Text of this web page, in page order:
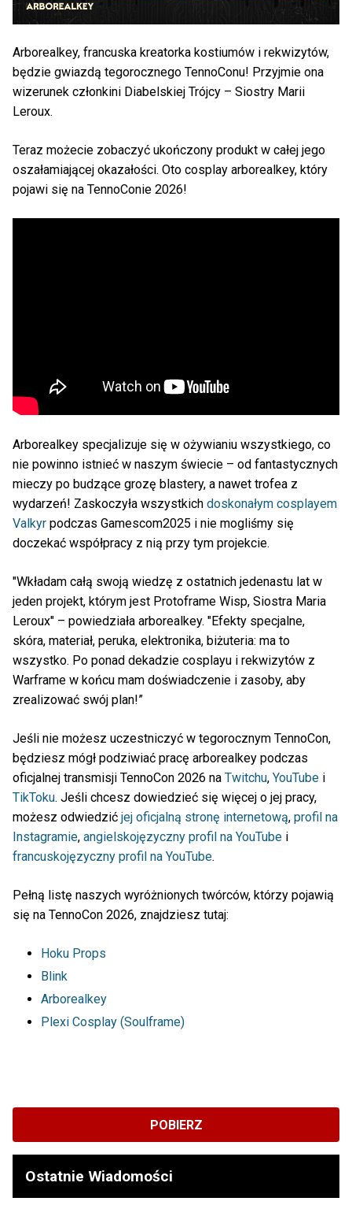
Arborealkey, francuska kreatorka kostiumów i rekwizytów,
będzie gwiazdą tegorocznego TennoConu! Przyjmie ona
wizerunek członkini Diabelskiej Trójcy – Siostry Marii
Leroux.
Teraz możecie zobaczyć ukończony produkt w całej jego
oszałamiającej okazałości. Oto cosplay arborealkey, który
pojawi się na TennoConie 2026!
Arborealkey specjalizuje się w ożywianiu wszystkiego, co
nie powinno istnieć w naszym świecie – od fantastycznych
mieczy po budzące grozę blastery, a nawet trofea z
wydarzeń! Zaskoczyła wszystkich doskonałym cosplayem
Valkyr podczas Gamescom2025 i nie mogliśmy się
doczekać współpracy z nią przy tym projekcie.
"Wkładam całą swoją wiedzę z ostatnich jedenastu lat w
jeden projekt, którym jest Protoframe Wisp, Siostra Maria
Leroux" – powiedziała arborealkey. "Efekty specjalne,
skóra, materiał, peruka, elektronika, biżuteria: ma to
wszystko. Po ponad dekadzie cosplayu i rekwizytów z
Warframe w końcu mam doświadczenie i zasoby, aby
zrealizować swój plan!”
Jeśli nie możesz uczestniczyć w tegorocznym TennoCon,
będziesz mógł podziwiać pracę arborealkey podczas
oficjalnej transmisji TennoCon 2026 na Twitchu, YouTube i
TikToku. Jeśli chcesz dowiedzieć się więcej o jej pracy,
możesz odwiedzić jej oficjalną stronę internetową, profil na
Instagramie, angielskojęzyczny profil na YouTube i
francuskojęzyczny profil na YouTube.
Pełną listę naszych wyróżnionych twórców, którzy pojawią
się na TennoCon 2026, znajdziesz tutaj:
Hoku Props
Blink
Arborealkey
Plexi Cosplay (Soulframe)
POBIERZ
Ostatnie Wiadomości